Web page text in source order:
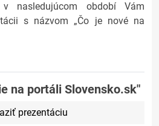
nasledujúcom období Vám
s názvom „Čo je nové na
na portáli Slovensko.sk"
prezentáciu